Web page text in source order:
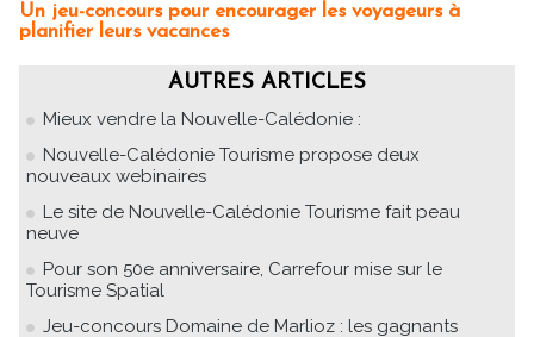
Un jeu-concours pour encourager les voyageurs à
planifier leurs vacances
AUTRES ARTICLES
Mieux vendre la Nouvelle-Calédonie :
Nouvelle-Calédonie Tourisme propose deux
nouveaux webinaires
Le site de Nouvelle-Calédonie Tourisme fait peau
neuve
Pour son 50e anniversaire, Carrefour mise sur le
Tourisme Spatial
Jeu-concours Domaine de Marlioz : les gagnants